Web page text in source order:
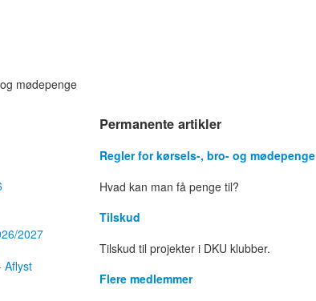
mødepenge
2027
Aflyst
Permanente artikler
Regler for kørsels-, bro- og mødepenge
Hvad kan man få penge til?
Tilskud
Tilskud til projekter i DKU klubber.
Flere medlemmer